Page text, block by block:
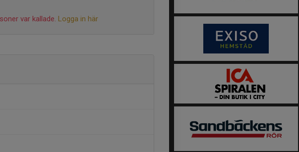
var kallade. Logga in här